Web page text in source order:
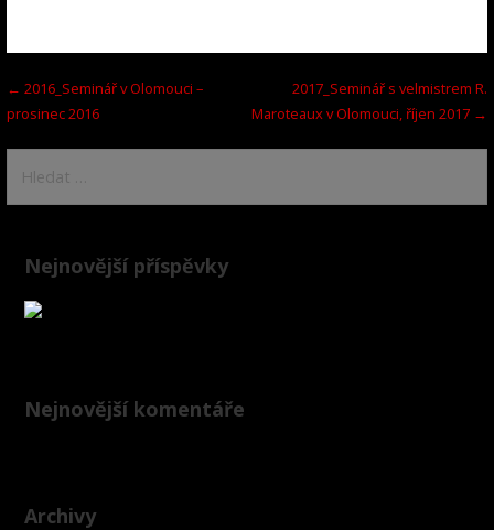
Navigace
pro
příspěvek
← 2016_Seminář v Olomouci –
prosinec 2016
2017_Seminář s velmistrem R.
Maroteaux v Olomouci, říjen 2017 →
Nejnovější příspěvky
Nejnovější komentáře
Archivy